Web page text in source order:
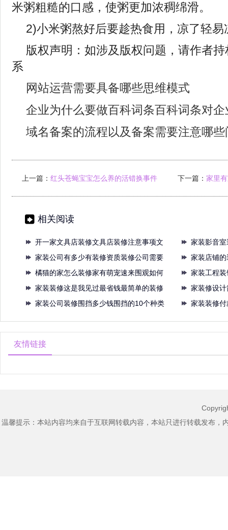
米粥粗糙的口感，使粥更加浓稠绵滑。
2)小米粥熬好后要趁热食用，凉了轻易
版权声明：如涉及版权问题，请作者
系
网站运营需要具备哪些思维模式
企业为什么要做百科词条百科词条对
域名备案的流程以及备案需要注意哪些
上一篇： 红头苍蝇宝宝怎么养的活错换事件
中存在的法
下一篇： 家里
相关阅读
开一家文具店装修文具店装修注意事项文
具店
家装影音
作家
家装公司有多少有装修资质装修公司需要
资质
家装店铺
店面
橘猫的家怎么装修家有萌宠速来围观如何
装修
家装工程
修重
家装装修这是我见过最省钱最简单的装修
了花
家装修设
简风
家装公司装修围挡多少钱围挡的10个种类
家装装修
友情链接
温馨提示：本站内容均来自于互联网转载内容，本站只进行转载发布